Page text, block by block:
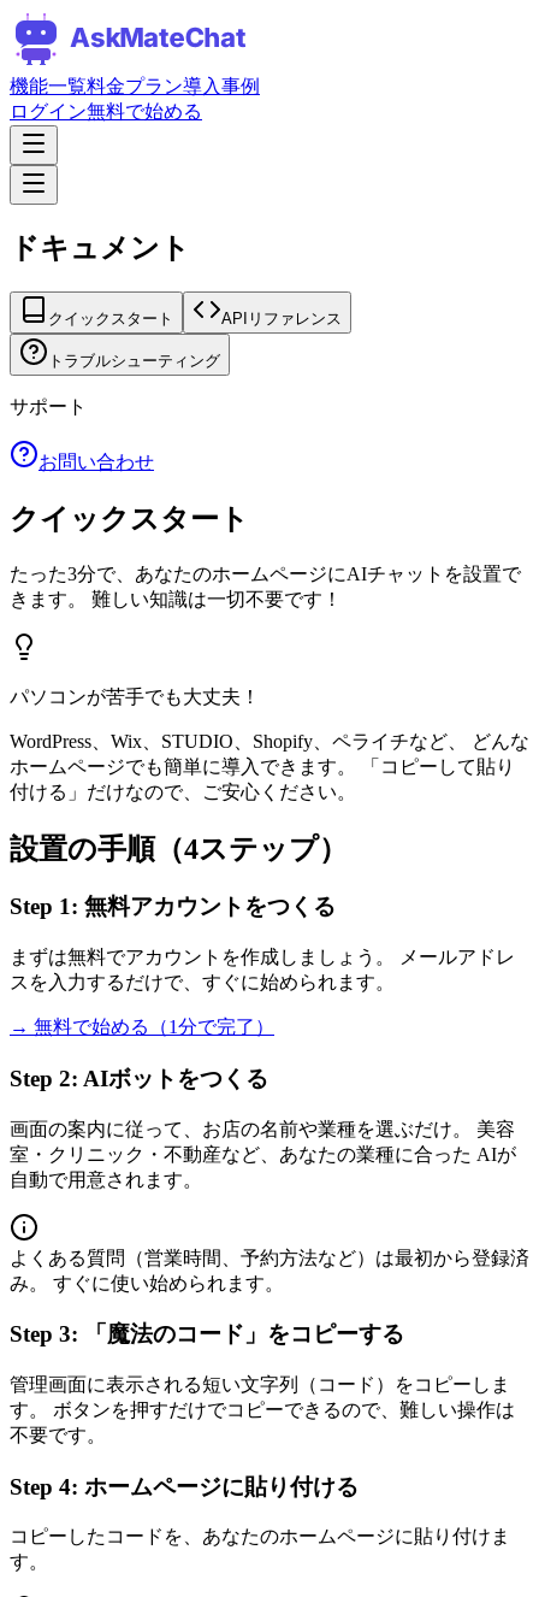
機能一覧料金プラン導入事例
ログイン無料で始める
ドキュメント
クイックスタート APIリファレンス
トラブルシューティング
サポート
お問い合わせ
クイックスタート
たった3分で、あなたのホームページにAIチャットを設置で
きます。 難しい知識は一切不要です！
パソコンが苦手でも大丈夫！
WordPress、Wix、STUDIO、Shopify、ペライチなど、 どんな
ホームページでも簡単に導入できます。 「コピーして貼り
付ける」だけなので、ご安心ください。
設置の手順（4ステップ）
Step 1: 無料アカウントをつくる
まずは無料でアカウントを作成しましょう。 メールアドレ
スを入力するだけで、すぐに始められます。
→ 無料で始める（1分で完了）
Step 2: AIボットをつくる
画面の案内に従って、お店の名前や業種を選ぶだけ。 美容
室・クリニック・不動産など、あなたの業種に合った AIが
自動で用意されます。
よくある質問（営業時間、予約方法など）は最初から登録済
み。 すぐに使い始められます。
Step 3: 「魔法のコード」をコピーする
管理画面に表示される短い文字列（コード）をコピーしま
す。 ボタンを押すだけでコピーできるので、難しい操作は
不要です。
Step 4: ホームページに貼り付ける
コピーしたコードを、あなたのホームページに貼り付けま
す。